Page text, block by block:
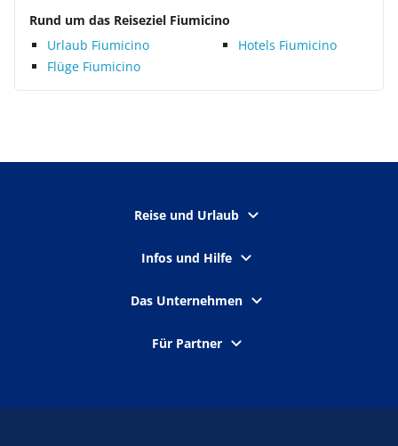
Rund um das Reiseziel Fiumicino
Urlaub Fiumicino
Hotels Fiumicino
Flüge Fiumicino
Reise und Urlaub
Infos und Hilfe
Das Unternehmen
Für Partner